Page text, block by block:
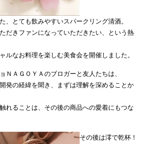
、とても飲みやすいスパークリング清酒。
だきファンになっていただきたい、という熱
ルなお料理を楽しむ美食会を開催しました。
ＮＡＧＯＹＡのブロガーと友人たちは、
発の経緯を聞き、まずは理解を深めることか
れることは、その後の商品への愛着にもつな
その後は澪で乾杯！